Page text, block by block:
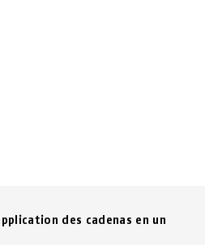
des cadenas en un